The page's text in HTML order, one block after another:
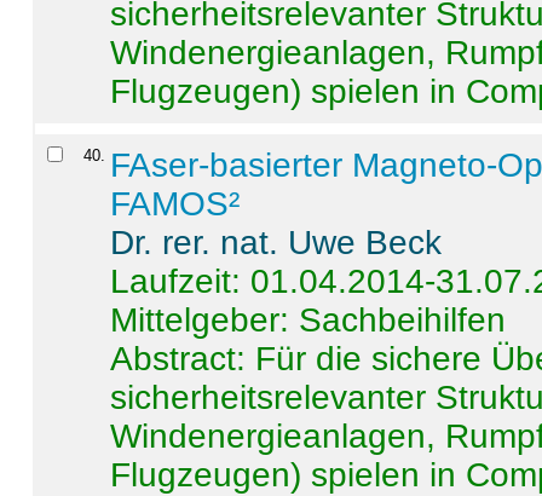
sicherheitsrelevanter
Windenergieanlagen,
Flugzeugen) spielen in
40. FAser-basierter Magneto-
FAMOS²
Dr. rer. nat. Uwe Beck
Laufzeit: 01.04.2014-
Mittelgeber: Sachbeihilfen
Abstract: Für die sichere
sicherheitsrelevanter
Windenergieanlagen,
Flugzeugen) spielen in